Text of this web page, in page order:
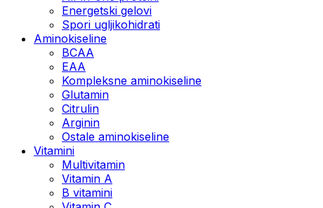
Energetski gelovi
Spori ugljikohidrati
Aminokiseline
BCAA
EAA
Kompleksne aminokiseline
Glutamin
Citrulin
Arginin
Ostale aminokiseline
Vitamini
Multivitamin
Vitamin A
B vitamini